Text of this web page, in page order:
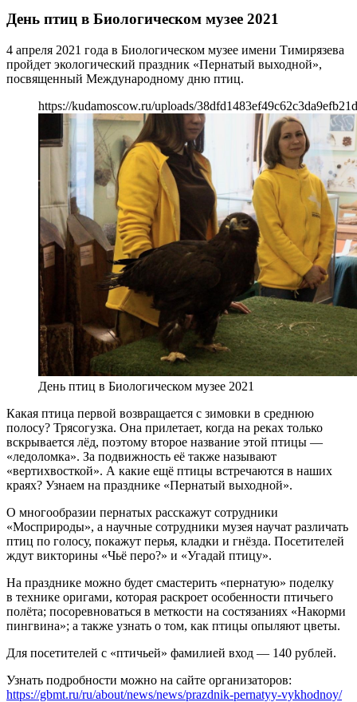
День птиц в Биологическом музее 2021
4 апреля 2021 года в Биологическом музее имени Тимирязева
пройдет экологический праздник «Пернатый выходной»,
посвященный Международному дню птиц.
https://kudamoscow.ru/uploads/
День птиц в Биологическом музее 2021
Какая птица первой возвращается с зимовки в среднюю
полосу? Трясогузка. Она прилетает, когда на реках только
вскрывается лёд, поэтому второе название этой птицы —
«ледоломка». За подвижность её также называют
«вертихвосткой». А какие ещё птицы встречаются в наших
краях? Узнаем на празднике «Пернатый выходной».
О многообразии пернатых расскажут сотрудники
«Мосприроды», а научные сотрудники музея научат различать
птиц по голосу, покажут перья, кладки и гнёзда. Посетителей
ждут викторины «Чьё перо?» и «Угадай птицу».
На празднике можно будет смастерить «пернатую» поделку
в технике оригами, которая раскроет особенности птичьего
полёта; посоревноваться в меткости на состязаниях «Накорми
пингвина»; а также узнать о том, как птицы опыляют цветы.
Для посетителей с «птичьей» фамилией вход — 140 рублей.
Узнать подробности можно на сайте организаторов:
https://gbmt.ru/ru/about/news/news/prazdnik-pernatyy-vykhodnoy/